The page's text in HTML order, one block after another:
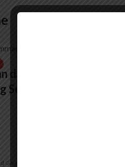
dalam Memahami
Sebenarnya
Ghazi Al Ghifari Lubis